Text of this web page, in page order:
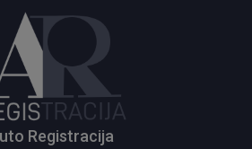
Tehničkog Pregleda za
kao i pomoć pri vađenju
Registracija